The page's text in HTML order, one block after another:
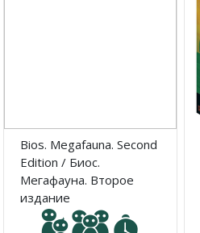
Bios. Megafauna. Second
Edition / Биос.
Мегафауна. Второе
издание